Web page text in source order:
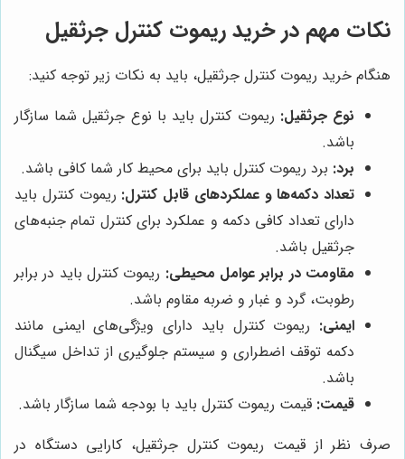
نکات مهم در خرید ریموت کنترل جرثقیل
هنگام خرید ریموت کنترل جرثقیل، باید به نکات زیر توجه کنید:
نوع جرثقیل: ریموت کنترل باید با نوع جرثقیل شما سازگار
باشد.
برد: برد ریموت کنترل باید برای محیط کار شما کافی باشد.
تعداد دکمه‌ها و عملکردهای قابل کنترل: ریموت کنترل باید
دارای تعداد کافی دکمه و عملکرد برای کنترل تمام جنبه‌های
جرثقیل باشد.
مقاومت در برابر عوامل محیطی: ریموت کنترل باید در برابر
رطوبت، گرد و غبار و ضربه مقاوم باشد.
ایمنی: ریموت کنترل باید دارای ویژگی‌های ایمنی مانند
دکمه توقف اضطراری و سیستم جلوگیری از تداخل سیگنال
باشد.
قیمت: قیمت ریموت کنترل باید با بودجه شما سازگار باشد.
صرف نظر از قیمت ریموت کنترل جرثقیل، کارایی دستگاه در